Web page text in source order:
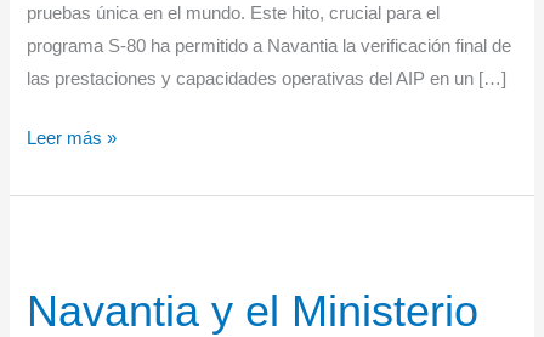
pruebas única en el mundo. Este hito, crucial para el
programa S-80 ha permitido a Navantia la verificación final de
las prestaciones y capacidades operativas del AIP en un […]
El
de
con
Leer más »
Navantia y el Ministerio